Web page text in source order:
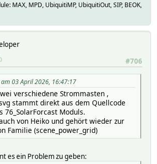
MAX, MPD, UbiquitiMP, UbiquitiOut, SIP, BEOK,
#706
03 April 2026, 16:47:17
verschiedene Strommasten ,
stammt direkt aus dem Quellcode
76_SolarForcast Moduls.
von Heiko und gehört wieder zur
Familie (scene_power_grid)
es ein Problem zu geben: